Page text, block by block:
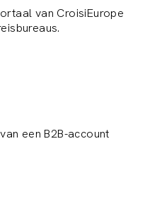
van CroisiEurope
een B2B-account